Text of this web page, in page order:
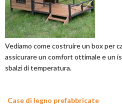
Vediamo come costruire un box per
assicurare un comfort ottimale e un
sbalzi di temperatura.
Case di legno prefabbricate